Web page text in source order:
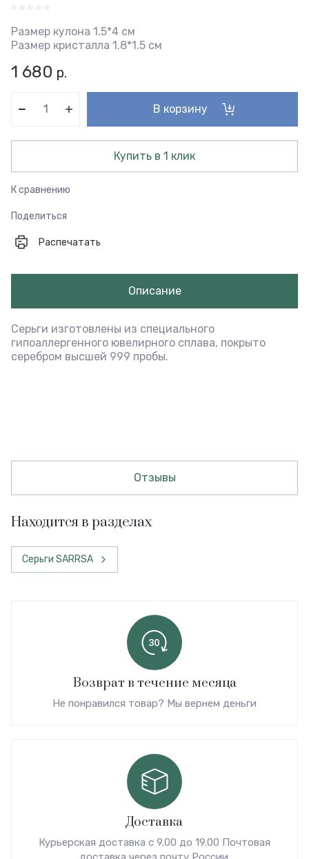
Размер кулона 1.5*4 см
Размер кристалла 1.8*1.5 см
1 680 р.
В корзину
Купить в 1 клик
К сравнению
Поделиться
Распечатать
Описание
Серьги изготовлены из специального
гипоаллергенного ювелирного сплава, покрыто
серебром высшей 999 пробы.
Отзывы
Находится в разделах
Серьги SARRSA
Возврат в течение месяца
Не понравился товар? Мы вернем деньги
Доставка
Курьерская доставка с 9.00 до 19.00 Почтовая